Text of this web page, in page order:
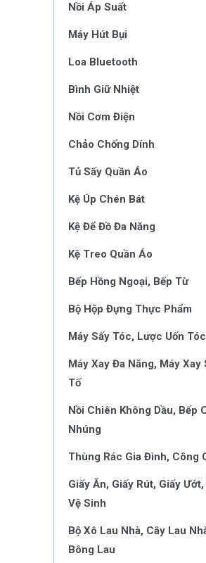
Nồi Áp Suất
Máy Hút Bụi
Loa Bluetooth
Bình Giữ Nhiệt
Nồi Cơm Điện
Chảo Chống Dính
Tủ Sấy Quần Áo
Kệ Úp Chén Bát
Kệ Để Đồ Đa Năng
Kệ Treo Quần Áo
Bếp Hồng Ngoại, Bếp Từ
Bộ Hộp Đựng Thực Phẩm
Máy Sấy Tóc, Lược Uốn Tóc
Máy Xay Đa Năng, Máy Xay
Tố
Nồi Chiên Không Dầu, Bếp
Nhúng
Thùng Rác Gia Đình, Công
Giấy Ăn, Giấy Rút, Giấy
Vệ Sinh
Bộ Xô Lau Nhà, Cây Lau
Bông Lau